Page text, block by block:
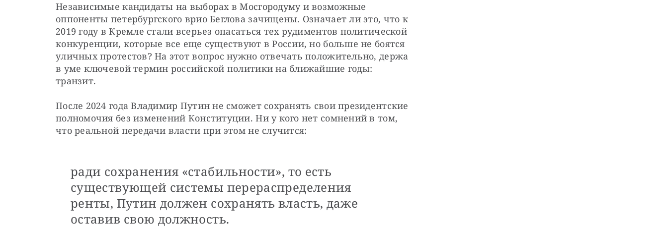
Независимые кандидаты на выборах в Мосгородуму и возможные
оппоненты петербургского врио Беглова зачищены. Означает ли это, что к
2019 году в Кремле стали всерьез опасаться тех рудиментов политической
конкуренции, которые все еще существуют в России, но больше не боятся
уличных протестов? На этот вопрос нужно отвечать положительно, держа
в уме ключевой термин российской политики на ближайшие годы:
транзит.
После 2024 года Владимир Путин не сможет сохранять свои президентские
полномочия без изменений Конституции. Ни у кого нет сомнений в том,
что реальной передачи власти при этом не случится:
ради сохранения «стабильности», то есть
существующей системы перераспределения
ренты, Путин должен сохранять власть, даже
оставив свою должность.